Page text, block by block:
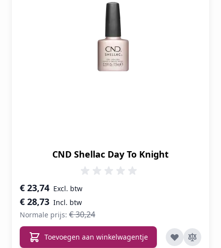
CND Shellac Day To Knight
Speciale prijs
€ 28,73
€ 23,74
Normale prijs: € 30,24
Toevoegen aan winkelwagentje